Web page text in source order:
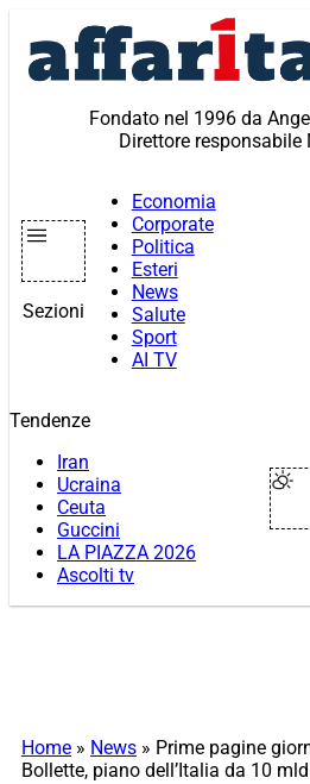
contenuto
Fondato nel 1996 da
Direttore responsabile
Sezioni
Economia
Corporate
Politica
Esteri
News
Salute
Sport
AI TV
Tendenze
Iran
Ucraina
Ceuta
Guccini
LA PIAZZA 2026
Ascolti tv
Home » News » Prime pagine
Bollette, piano dell’Italia da 10 mld